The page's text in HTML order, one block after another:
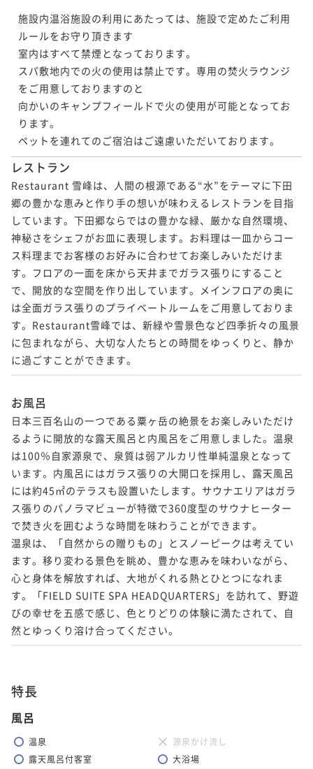
施設内温浴施設の利用にあたっては、施設で定めたご利用
ルールをお守り頂きます
室内はすべて禁煙となっております。
スパ敷地内での火の使用は禁止です。専用の焚火ラウンジ
をご用意しておりますのと
向かいのキャンプフィールドで火の使用が可能となってお
ります。
ペットを連れてのご宿泊はご遠慮いただいております。
レストラン
Restaurant 雪峰は、人間の根源である“水”をテーマに下田
郷の豊かな恵みと作り手の想いが味わえるレストランを目指
しています。下田郷ならではの豊かな緑、厳かな自然環境、
神秘さをシェフがお皿に表現します。お料理は一皿からコー
ス料理までお客様のお好みに合わせてお楽しみいただけま
す。フロアの一面を床から天井までガラス張りにすること
で、開放的な空間を作り出しています。メインフロアの奥に
は全面ガラス張りのプライベートルームをご用意しておりま
す。Restaurant雪峰では、新緑や雪景色など四季折々の風景
に包まれながら、大切な人たちとの時間をゆっくりと、静か
に過ごすことができます。
お風呂
日本三百名山の一つである粟ヶ岳の絶景をお楽しみいただけ
るように開放的な露天風呂と内風呂をご用意しました。温泉
は100％自家源泉で、泉質は弱アルカリ性単純温泉となって
います。内風呂にはガラス張りの大開口を採用し、露天風呂
には約45㎡のテラスも設置いたします。サウナエリアはガラ
ス張りのパノラマビューが特徴で360度型のサウナヒーター
で焚き火を囲むような時間を味わうことができます。
温泉は、「自然からの贈りもの」とスノーピークは考えてい
ます。移り変わる景色を眺め、豊かな恵みを味わいながら、
心と身体を解放すれば、大地がくれる熱とひとつになれま
す。「FIELD SUITE SPA HEADQUARTERS」を訪れて、野遊
びの幸せを五感で感じ、色とりどりの体験に満たされて、自
然とゆっくり溶け合ってください。
特長
風呂
温泉
源泉かけ流し
露天風呂付客室
大浴場